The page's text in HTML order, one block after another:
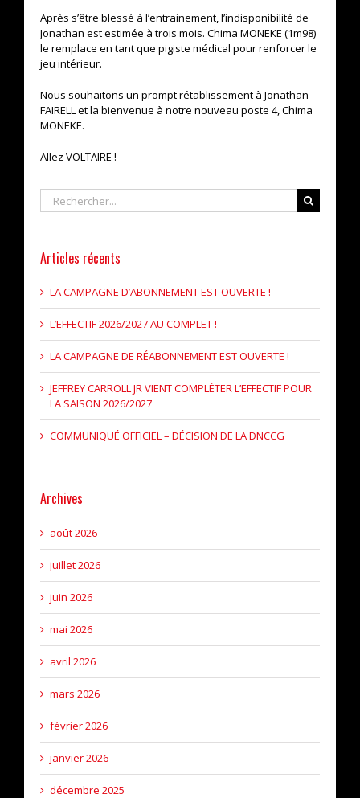
Après s’être blessé à l’entrainement, l’indisponibilité de
Jonathan est estimée à trois mois. Chima MONEKE (1m98)
le remplace en tant que pigiste médical pour renforcer le
jeu intérieur.
Nous souhaitons un prompt rétablissement à Jonathan
FAIRELL et la bienvenue à notre nouveau poste 4, Chima
MONEKE.
Allez VOLTAIRE !
Rechercher
Articles récents
LA CAMPAGNE D’ABONNEMENT EST OUVERTE !
L’EFFECTIF 2026/2027 AU COMPLET !
LA CAMPAGNE DE RÉABONNEMENT EST OUVERTE !
JEFFREY CARROLL JR VIENT COMPLÉTER L’EFFECTIF POUR
LA SAISON 2026/2027
COMMUNIQUÉ OFFICIEL – DÉCISION DE LA DNCCG
Archives
août 2026
juillet 2026
juin 2026
mai 2026
avril 2026
mars 2026
février 2026
janvier 2026
décembre 2025